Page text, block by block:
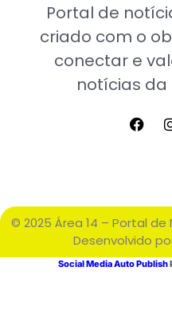
Portal de
criado com o
conectar e
notícias da
© 2025 Área 14 – Portal de
Desenvolvido
Social Media Auto Publish